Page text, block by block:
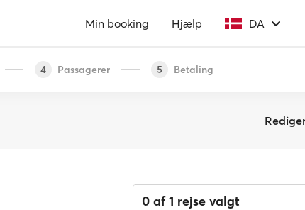
Min booking Hjælp DA
4 Passagerer 5 Betaling
0 af 1 rejse valgt